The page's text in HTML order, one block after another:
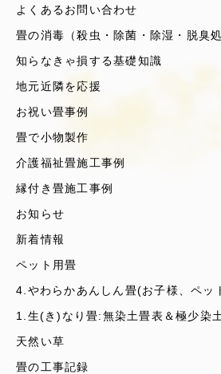
よくあるお問い合わせ
畳の消毒（殺虫・除菌・除湿・脱臭処
知らなきゃ損する基礎知識
地元近隣を応援
お祝い畳事例
畳で小物製作
介護福祉畳施工事例
縁付き畳施工事例
お知らせ
新着情報
ペット用畳
4.やわらかあんしん畳(お子様、ペッ
1.生(き)なり畳:無染土畳表＆極少染
天然い草
畳の工事記録